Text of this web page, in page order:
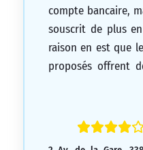
compte bancaire,
souscrit de plus en
raison en est que
proposés offrent
leurs concurrents.
Ciers, les